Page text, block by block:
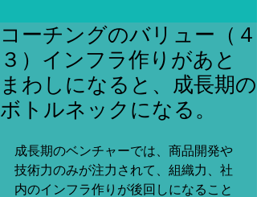
コーチングのバリュー（４
３）インフラ作りがあと
まわしになると、成長期の
ボトルネックになる。
成長期のベンチャーでは、商品開発や
技術力のみが注力されて、組織力、社
内のインフラ作りが後回しになること